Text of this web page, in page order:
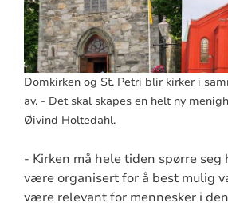
Domkirken og St. Petri blir kirker i
av. - Det skal skapes en helt ny
Øivind Holtedahl.
- Kirken må hele tiden spørre seg
være organisert for å best mulig
være relevant for mennesker i